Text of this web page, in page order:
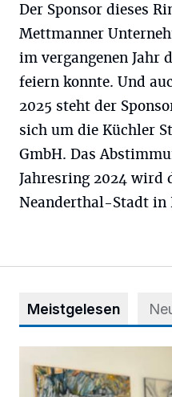
Der Sponsor dieses
Mettmanner
im vergangenen Jahr
feiern konnte. Und
2025 steht der
sich um die Küchler
GmbH. Das
Jahresring 2024 wird
Neanderthal-Stadt in
Meistgelesen